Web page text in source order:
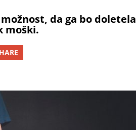
da ga bo doletela
moški.